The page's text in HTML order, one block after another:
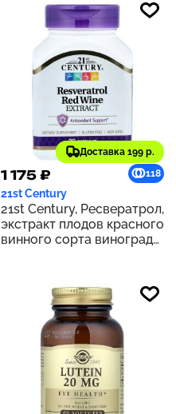
Доставка 199 р.
1 175 ₽ 118
21st Century
21st Century, Ресвератрол,
экстракт плодов красного
винного сорта винограда,